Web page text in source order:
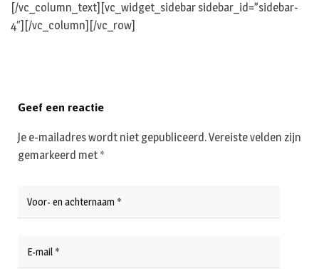
[/vc_column_text][vc_widget_sidebar sidebar_id=”sidebar-
4″][/vc_column][/vc_row]
Geef een reactie
Je e-mailadres wordt niet gepubliceerd.Vereiste velden zijn
gemarkeerd met *